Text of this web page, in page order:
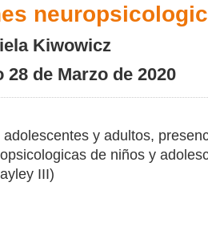
Kiwowicz
28 de Marzo de 2020
y adultos,
de niños y
III)